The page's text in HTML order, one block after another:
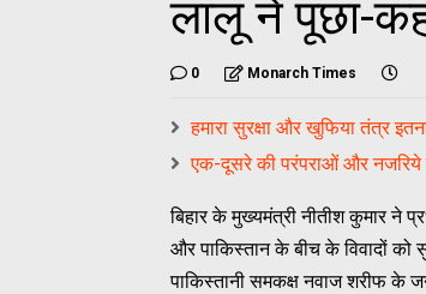
लालू ने पूछा-
0 Monarch Times
हमारा सुरक्षा और खुफिया तंत्र
एक-दूसरे की परंपराओं और नजरिये
बिहार के मुख्यमंत्री नीतीश कुमार ने
और पाकिस्तान के बीच के विवादों को
पाकिस्तानी समकक्ष नवाज शरीफ के